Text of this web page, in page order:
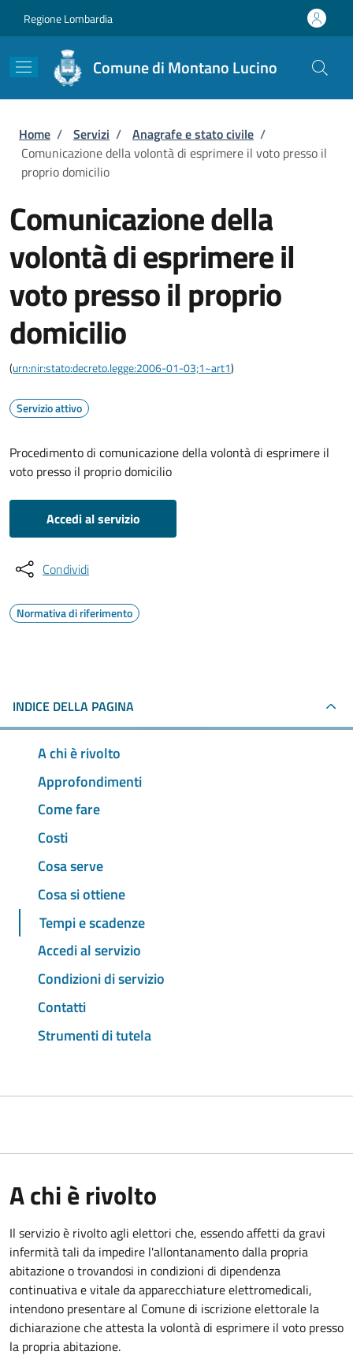
Regione Lombardia
Comune di Montano Lucino
Briciole di pane
Home / Servizi / Anagrafe e stato civile /
Comunicazione della volontà di esprimere il voto presso il
proprio domicilio
Comunicazione della
volontà di esprimere il
voto presso il proprio
domicilio
(urn:nir:stato:decreto.legge:2006-01-03;1~art1)
Servizio attivo
Procedimento di comunicazione della volontà di esprimere il
voto presso il proprio domicilio
Accedi al servizio
Condividi
Normativa di riferimento
INDICE DELLA PAGINA
A chi è rivolto
Approfondimenti
Come fare
Costi
Cosa serve
Cosa si ottiene
Tempi e scadenze
Accedi al servizio
Condizioni di servizio
Contatti
Strumenti di tutela
A chi è rivolto
Il servizio è rivolto agli elettori che, essendo affetti da gravi
infermità tali da impedire l'allontanamento dalla propria
abitazione o trovandosi in condizioni di dipendenza
continuativa e vitale da apparecchiature elettromedicali,
intendono presentare al Comune di iscrizione elettorale la
dichiarazione che attesta la volontà di esprimere il voto presso
la propria abitazione.